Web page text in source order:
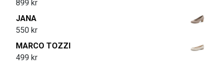
899 kr
JANA
550 kr
MARCO TOZZI
499 kr